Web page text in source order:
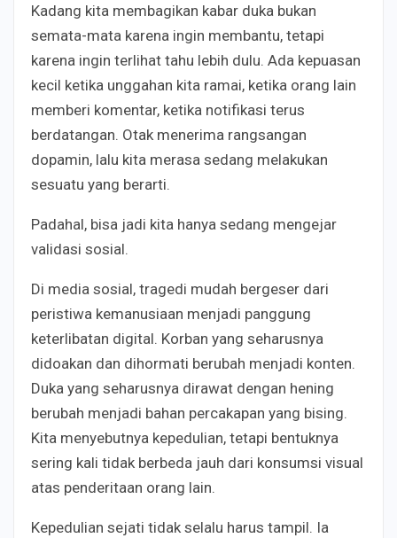
Kadang kita membagikan kabar duka bukan
semata-mata karena ingin membantu, tetapi
karena ingin terlihat tahu lebih dulu. Ada kepuasan
kecil ketika unggahan kita ramai, ketika orang lain
memberi komentar, ketika notifikasi terus
berdatangan. Otak menerima rangsangan
dopamin, lalu kita merasa sedang melakukan
sesuatu yang berarti.
Padahal, bisa jadi kita hanya sedang mengejar
validasi sosial.
Di media sosial, tragedi mudah bergeser dari
peristiwa kemanusiaan menjadi panggung
keterlibatan digital. Korban yang seharusnya
didoakan dan dihormati berubah menjadi konten.
Duka yang seharusnya dirawat dengan hening
berubah menjadi bahan percakapan yang bising.
Kita menyebutnya kepedulian, tetapi bentuknya
sering kali tidak berbeda jauh dari konsumsi visual
atas penderitaan orang lain.
Kepedulian sejati tidak selalu harus tampil. Ia